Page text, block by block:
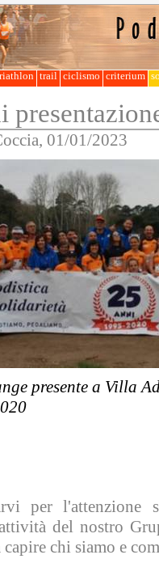
trail ciclismo criterium
01/01/2023
presente a Villa
per l'attenzione
del nostro
capire chi siamo e